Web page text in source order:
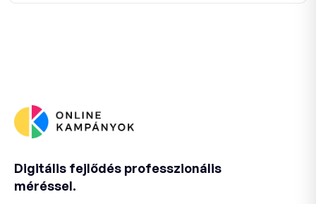
Digitális fejlődés professzionális
méréssel.